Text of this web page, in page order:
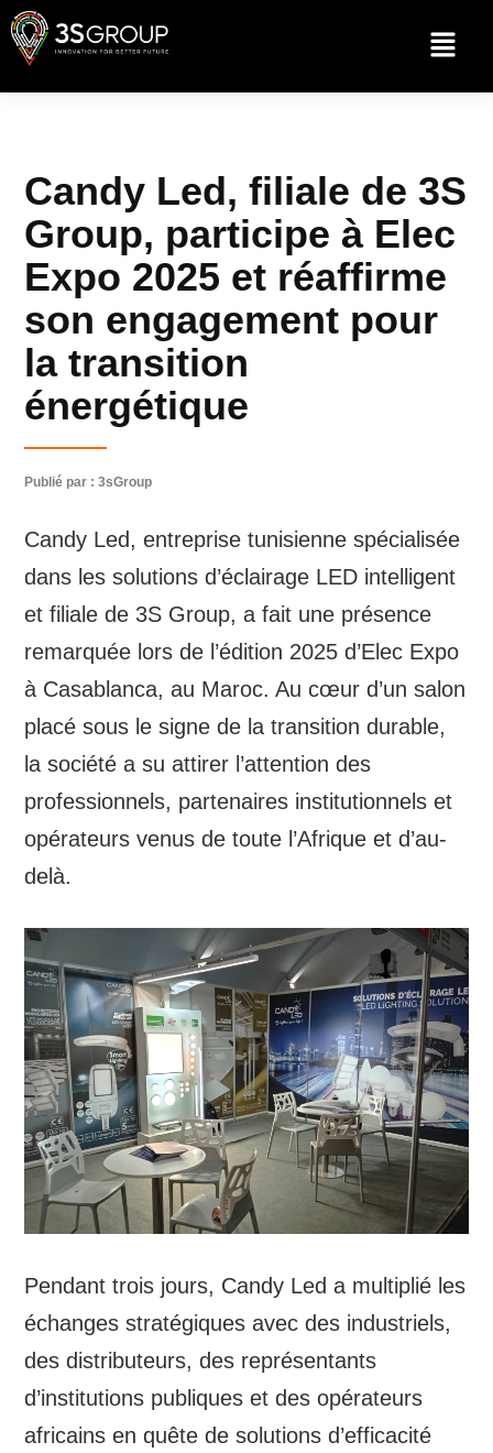
Candy Led, filiale de 3S
Group, participe à Elec
Expo 2025 et réaffirme
son engagement pour
la transition
énergétique
Publié par : 3sGroup
Candy Led, entreprise tunisienne spécialisée
dans les solutions d’éclairage LED intelligent
et filiale de 3S Group, a fait une présence
remarquée lors de l’édition 2025 d’Elec Expo
à Casablanca, au Maroc. Au cœur d’un salon
placé sous le signe de la transition durable,
la société a su attirer l’attention des
professionnels, partenaires institutionnels et
opérateurs venus de toute l’Afrique et d’au-
delà.
Pendant trois jours, Candy Led a multiplié les
échanges stratégiques avec des industriels,
des distributeurs, des représentants
d’institutions publiques et des opérateurs
africains en quête de solutions d’efficacité